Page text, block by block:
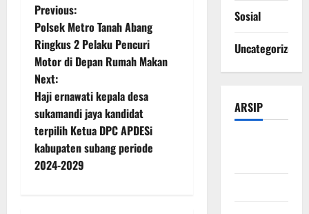
Previous:
Polsek Metro Tanah Abang
Ringkus 2 Pelaku Pencuri
Motor di Depan Rumah Makan
Next:
Haji ernawati kepala desa
sukamandi jaya kandidat
terpilih Ketua DPC APDESi
kabupaten subang periode
2024-2029
Sosial
Uncategorized
ARSIP